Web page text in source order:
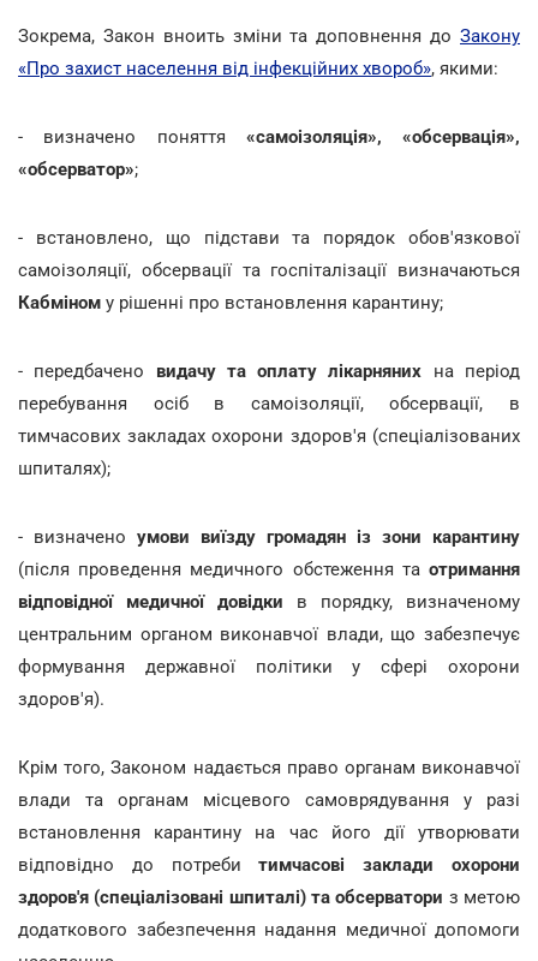
Зокрема, Закон вноить зміни та доповнення до Закону
«Про захист населення від інфекційних хвороб», якими:
- визначено поняття «самоізоляція», «обсервація»,
«обсерватор»;
- встановлено, що підстави та порядок обов'язкової
самоізоляції, обсервації та госпіталізації визначаються
Кабміном у рішенні про встановлення карантину;
- передбачено видачу та оплату лікарняних на період
перебування осіб в самоізоляції, обсервації, в
тимчасових закладах охорони здоров'я (спеціалізованих
шпиталях);
- визначено умови виїзду громадян із зони карантину
(після проведення медичного обстеження та отримання
відповідної медичної довідки в порядку, визначеному
центральним органом виконавчої влади, що забезпечує
формування державної політики у сфері охорони
здоров'я).
Крім того, Законом надається право органам виконавчої
влади та органам місцевого самоврядування у разі
встановлення карантину на час його дії утворювати
відповідно до потребитимчасові заклади охорони
здоров'я (спеціалізовані шпиталі) та обсерватори з метою
додаткового забезпечення надання медичної допомоги